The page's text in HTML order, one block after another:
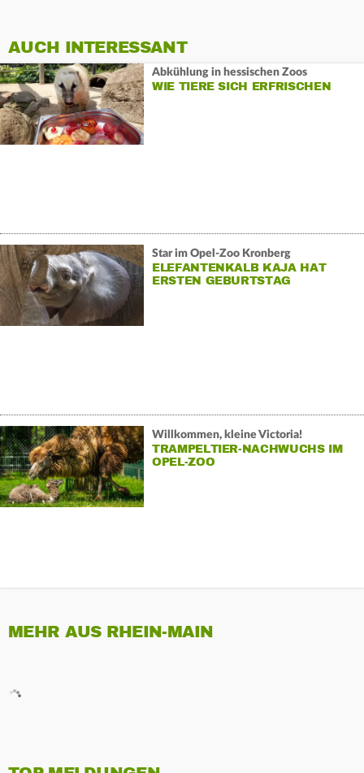
AUCH INTERESSANT
Abkühlung in hessischen Zoos
WIE TIERE SICH ERFRISCHEN
Star im Opel-Zoo Kronberg
ELEFANTENKALB KAJA HAT
ERSTEN GEBURTSTAG
Willkommen, kleine Victoria!
TRAMPELTIER-NACHWUCHS IM
OPEL-ZOO
MEHR AUS RHEIN-MAIN